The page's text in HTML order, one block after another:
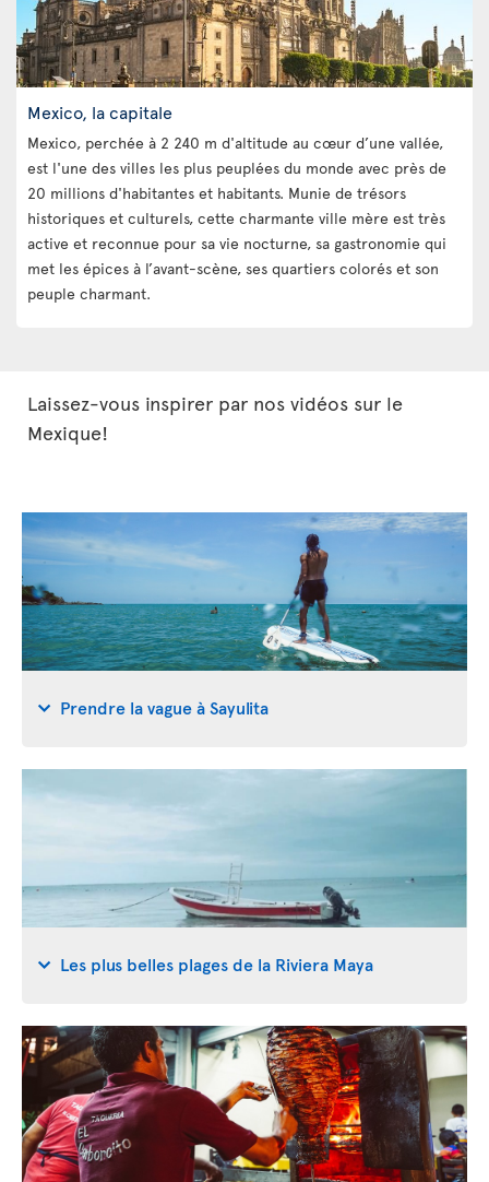
Mexico, la capitale
Mexico, perchée à 2 240 m d'altitude au cœur d’une vallée,
est l'une des villes les plus peuplées du monde avec près de
20 millions d'habitantes et habitants. Munie de trésors
historiques et culturels, cette charmante ville mère est très
active et reconnue pour sa vie nocturne, sa gastronomie qui
met les épices à l’avant-scène, ses quartiers colorés et son
peuple charmant.
Laissez-vous inspirer par nos vidéos sur le
Mexique!
Prendre la vague à Sayulita
Les plus belles plages de la Riviera Maya